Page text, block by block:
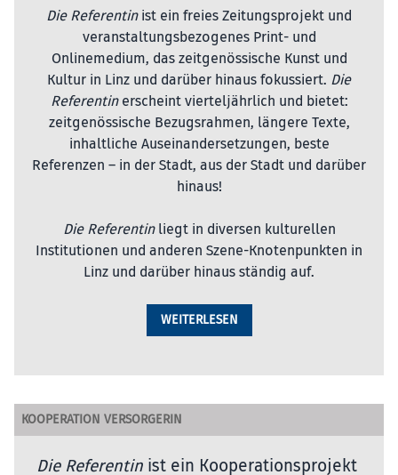
Die Referentinist ein freies Zeitungsprojekt und
veranstaltungsbezogenes Print- und
Onlinemedium, das zeitgenössische Kunst und
Kultur in Linz und darüber hinaus fokussiert. Die
Referentinerscheint vierteljährlich und bietet:
zeitgenössische Bezugsrahmen, längere Texte,
inhaltliche Auseinandersetzungen, beste
Referenzen – in der Stadt, aus der Stadt und darüber
hinaus!
Die Referentinliegt in diversen kulturellen
Institutionen und anderen Szene-Knotenpunkten in
Linz und darüber hinaus ständig auf.
WEITERLESEN
KOOPERATION VERSORGERIN
Die Referentin ist ein Kooperationsprojekt